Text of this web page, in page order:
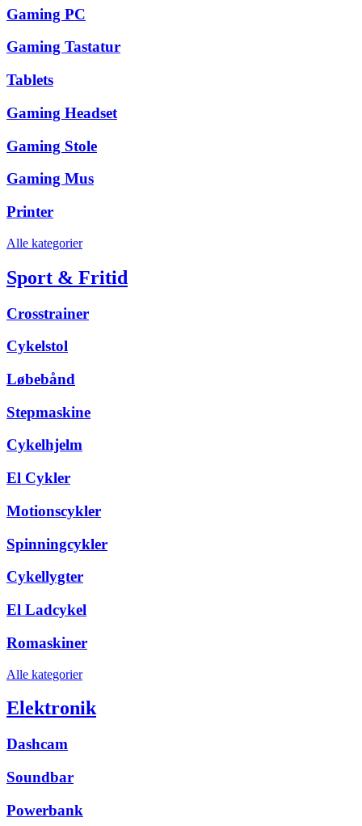
Gaming PC
Gaming Tastatur
Tablets
Gaming Headset
Gaming Stole
Gaming Mus
Printer
Alle kategorier
Sport & Fritid
Crosstrainer
Cykelstol
Løbebånd
Stepmaskine
Cykelhjelm
El Cykler
Motionscykler
Spinningcykler
Cykellygter
El Ladcykel
Romaskiner
Alle kategorier
Elektronik
Dashcam
Soundbar
Powerbank